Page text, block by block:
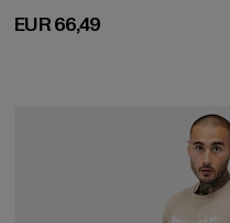
EUR 66,49
Huidige prijs: EUR 66,49